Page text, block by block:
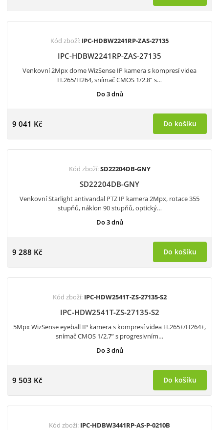
Kód zboží: IPC-HDBW2241RP-ZAS-27135
IPC-HDBW2241RP-ZAS-27135
Venkovní 2Mpx dome WizSense IP kamera s kompresí videa
H.265/H264, snímač CMOS 1/2.8” s…
Do 3 dnů
9 041 Kč Do košíku
Kód zboží:SD22204DB-GNY
SD22204DB-GNY
Venkovní Starlight antivandal PTZ IP kamera 2Mpx, rotace 355
stupňů, náklon 90 stupňů, optický…
Do 3 dnů
9 288 Kč Do košíku
Kód zboží: IPC-HDW2541T-ZS-27135-S2
IPC-HDW2541T-ZS-27135-S2
5Mpx WizSense eyeball IP kamera s kompresí videa H.265+/H264+,
snímač CMOS 1/2.7” s progresivním…
Do 3 dnů
9 503 Kč Do košíku
Kód zboží: IPC-HDBW3441RP-AS-P-0210B